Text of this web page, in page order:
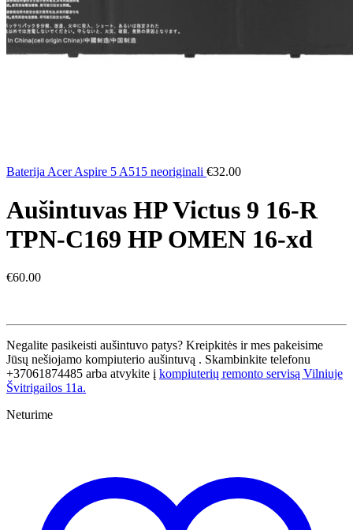
Baterija Acer Aspire 5 A515 neoriginali €32.00
Aušintuvas HP Victus 9 16-R
TPN-C169 HP OMEN 16-xd
€60.00
Negalite pasikeisti aušintuvo patys? Kreipkitės ir mes pakeisime
Jūsų nešiojamo kompiuterio aušintuvą . Skambinkite telefonu
+37061874485 arba atvykite į kompiuterių remonto servisą Vilniuje
Švitrigailos 11a.
Neturime